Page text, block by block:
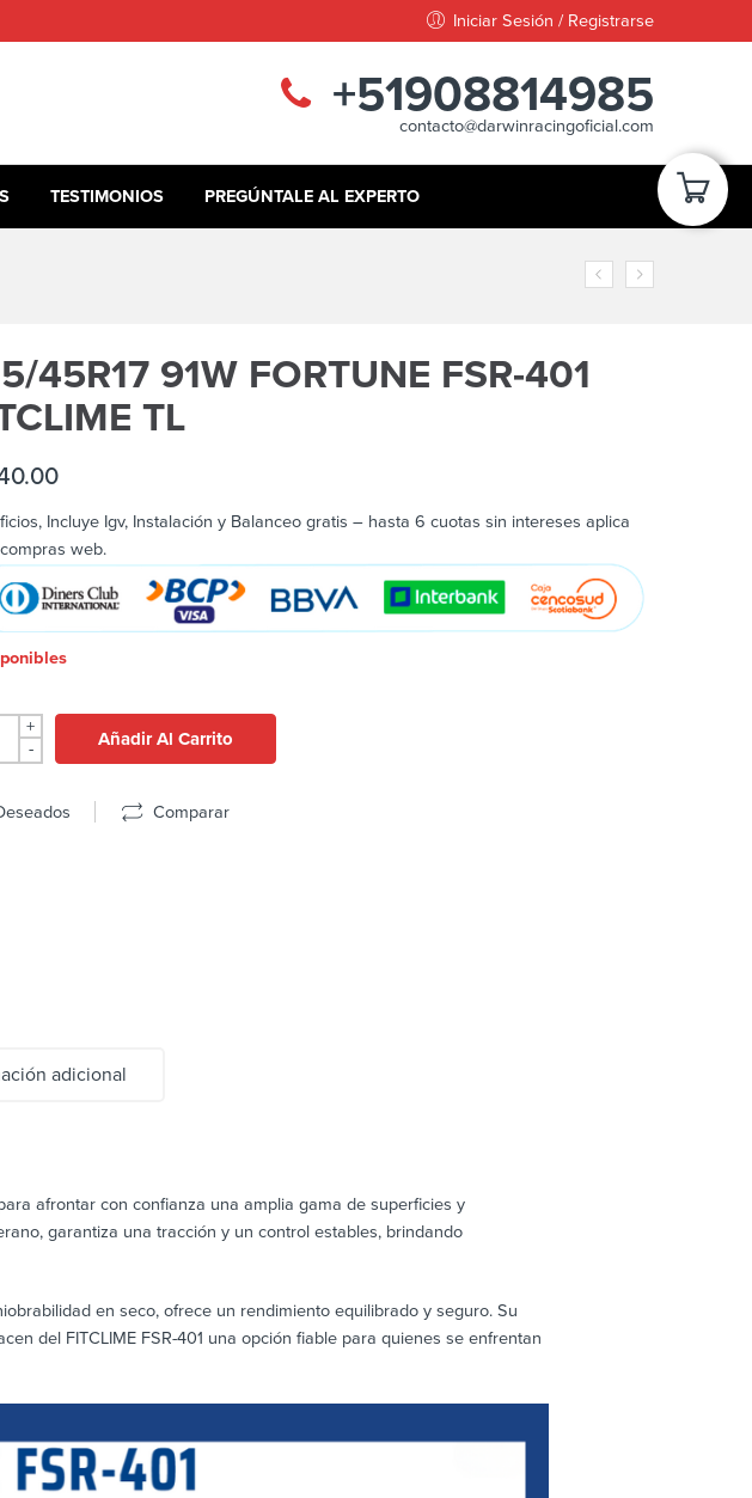
Iniciar Sesión / Registrarse
+51908814985
contacto@darwinracingoficial.com
TESTIMONIOS PREGÚNTALE AL EXPERTO
45R17 91W FORTUNE FSR-401
TL
Incluye Igv, Instalación y Balanceo gratis – hasta 6 cuotas sin intereses aplica
web.
+
-
Añadir Al Carrito
Comparar
adicional
afrontar con confianza una amplia gama de superficies y
garantiza una tracción y un control estables, brindando
en seco, ofrece un rendimiento equilibrado y seguro. Su
del FITCLIME FSR-401 una opción fiable para quienes se enfrentan